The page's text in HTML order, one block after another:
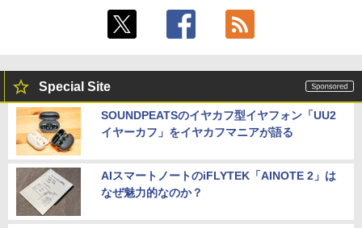
Special Site
SOUNDPEATSのイヤカフ型イヤフォン「UU2
イヤーカフ」をイヤカフマニアが語る
AIスマートノートのiFLYTEK「AINOTE 2」は
なぜ魅力的なのか？